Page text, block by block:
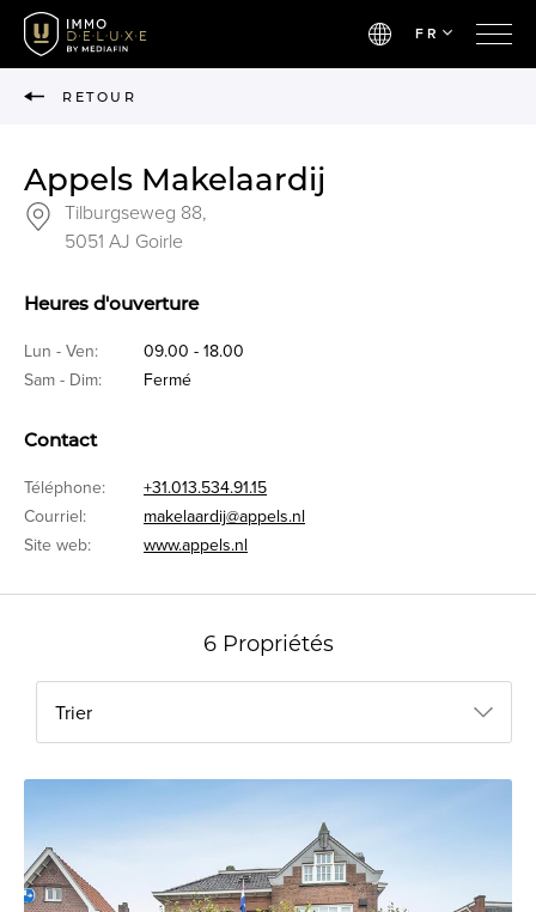
FR
RETOUR
Appels Makelaardij
Tilburgseweg 88,
5051 AJ Goirle
Heures d'ouverture
Lun - Ven:
09.00 - 18.00
Sam - Dim:
Fermé
Contact
Téléphone:
+31.013.534.91.15
Courriel:
makelaardij@appels.nl
Site web:
www.appels.nl
6 Propriétés
Trier